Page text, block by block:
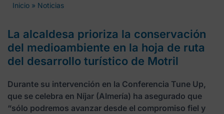
Inicio » Noticias
La alcaldesa prioriza la conservación
del medioambiente en la hoja de ruta
del desarrollo turístico de Motril
Durante su intervención en la Conferencia Tune Up,
que se celebra en Níjar (Almería) ha asegurado que
“sólo podremos avanzar desde el compromiso fiel y